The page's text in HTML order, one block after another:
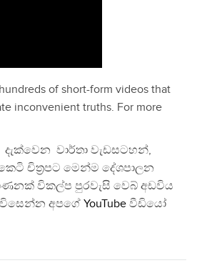
of short-form videos that
inconvenient truths. For more
වාර්තා වැඩසටහන්,
චිත්‍රපට මෙන්ම දේශපාලන
ගණනක් විකල්ප පුරවැසි වෙබ් අඩවිය
අපගේ YouTube වීඩියෝ